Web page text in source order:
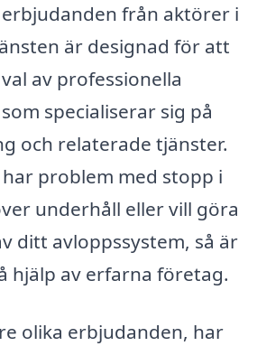
från aktörer i
är designad för att
av professionella
specialiserar sig på
och relaterade tjänster.
problem med stopp i
underhåll eller vill göra
ditt avloppssystem, så är
hjälp av erfarna företag.
olika erbjudanden, har